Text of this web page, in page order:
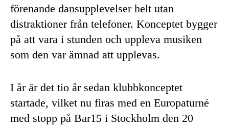
förenande dansupplevelser helt utan
distraktioner från telefoner. Konceptet bygger
på att vara i stunden och uppleva musiken
som den var ämnad att upplevas.
I år är det tio år sedan klubbkonceptet
startade, vilket nu firas med en Europaturné
med stopp på Bar15 i Stockholm den 20